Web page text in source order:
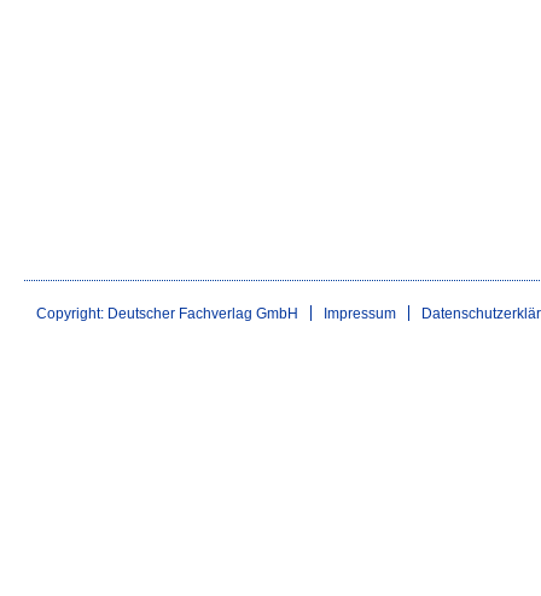
Copyright: Deutscher Fachverlag GmbH Impressum